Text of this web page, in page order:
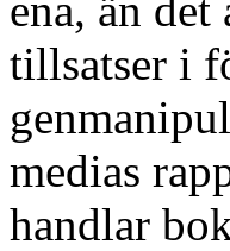
tillsatser i
medias
handlar